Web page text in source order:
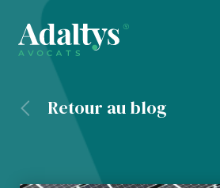
Retour au blog